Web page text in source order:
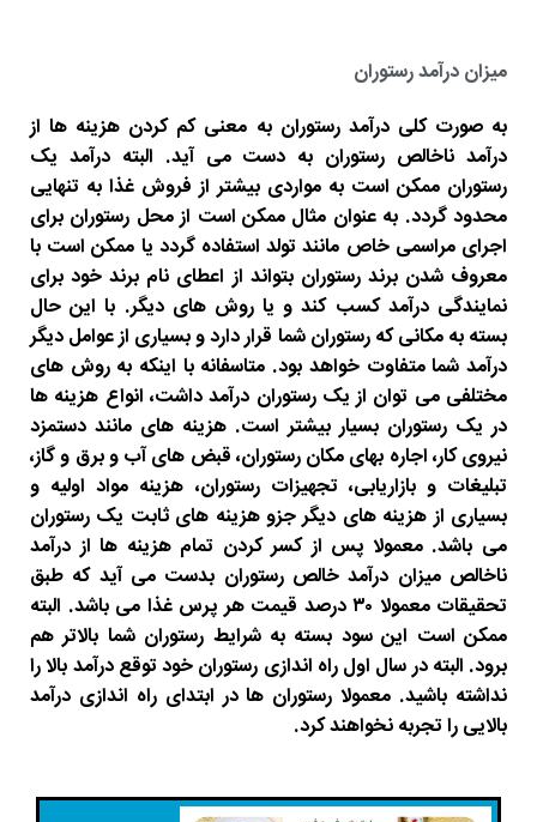
میزان درآمد رستوران
به صورت کلی درآمد رستوران به معنی کم کردن هزینه ها از
درآمد ناخالص رستوران به دست می آید. البته درآمد یک
رستوران ممکن است به مواردی بیشتر از فروش غذا به تنهایی
محدود گردد. به عنوان مثال ممکن است از محل رستوران برای
اجرای مراسمی خاص مانند تولد استفاده گردد یا ممکن است با
معروف شدن برند رستوران بتواند از اعطای نام برند خود برای
نمایندگی درآمد کسب کند و یا روش های دیگر. با این حال
بسته به مکانی که رستوران شما قرار دارد و بسیاری از عوامل دیگر
درآمد شما متفاوت خواهد بود. متاسفانه با اینکه به روش های
مختلفی می توان از یک رستوران درآمد داشت، انواع هزینه ها
در یک رستوران بسیار بیشتر است. هزینه های مانند دستمزد
نیروی کار، اجاره بهای مکان رستوران، قبض های آب و برق و گاز،
تبلیغات و بازاریابی، تجهیزات رستوران، هزینه مواد اولیه و
بسیاری از هزینه های دیگر جزو هزینه های ثابت یک رستوران
می باشد. معمولا پس از کسر کردن تمام هزینه ها از درآمد
ناخالص میزان درآمد خالص رستوران بدست می آید که طبق
تحقیقات معمولا ۳۰ درصد قیمت هر پرس غذا می باشد. البته
ممکن است این سود بسته به شرایط رستوران شما بالاتر هم
برود. البته در سال اول راه اندازی رستوران خود توقع درآمد بالا را
نداشته باشید. معمولا رستوران ها در ابتدای راه اندازی درآمد
بالایی را تجربه نخواهند کرد.